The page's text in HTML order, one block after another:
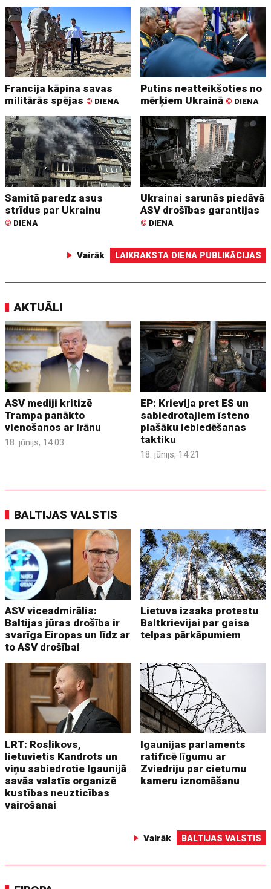
Francija kāpina savas
militārās spējas © DIENA
Putins neatteikšoties no
mērķiem Ukrainā © DIENA
Samitā paredz asus
strīdus par Ukrainu
© DIENA
Ukrainai sarunās piedāvā
ASV drošības garantijas
© DIENA
Vairāk LAIKRAKSTA DIENA PUBLIKĀCIJAS
AKTUĀLI
ASV mediji kritizē
Trampa panākto
vienošanos ar Irānu
18. jūnijs, 14:03
EP: Krievija pret ES un
sabiedrotajiem īsteno
plašāku iebiedēšanas
taktiku
18. jūnijs, 14:21
BALTIJAS VALSTIS
ASV viceadmirālis:
Baltijas jūras drošība ir
svarīga Eiropas un līdz ar
to ASV drošībai
Lietuva izsaka protestu
Baltkrievijai par gaisa
telpas pārkāpumiem
LRT: Rosļikovs,
lietuvietis Kandrots un
viņu sabiedrotie Igaunijā
savās valstīs organizē
kustības neuzticības
vairošanai
Igaunijas parlaments
ratificē līgumu ar
Zviedriju par cietumu
kameru iznomāšanu
Vairāk BALTIJAS VALSTIS